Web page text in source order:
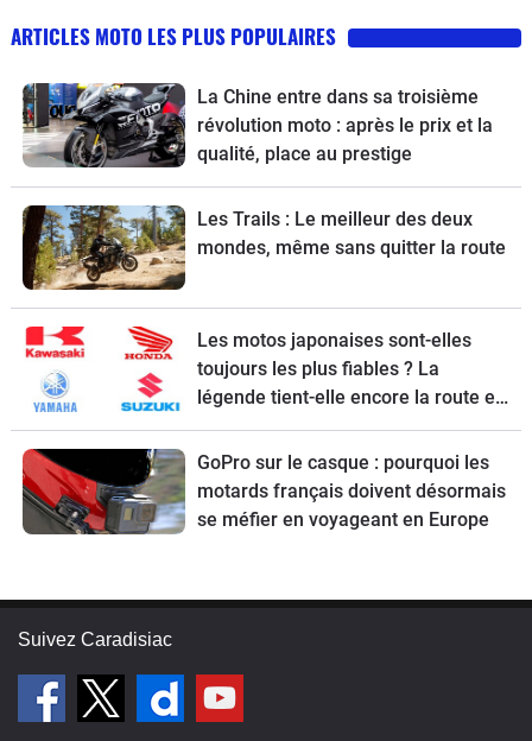
ARTICLES MOTO LES PLUS POPULAIRES
La Chine entre dans sa troisième
révolution moto : après le prix et la
qualité, place au prestige
Les Trails : Le meilleur des deux
mondes, même sans quitter la route
Les motos japonaises sont-elles
toujours les plus fiables ? La
légende tient-elle encore la route en
2026 ?
GoPro sur le casque : pourquoi les
motards français doivent désormais
se méfier en voyageant en Europe
Suivez Caradisiac